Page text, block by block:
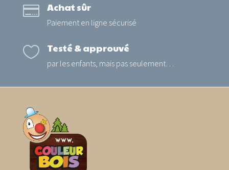
 Achat sûr
Paiement en ligne sécurisé
 Testé & approuvé
par les enfants, mais pas seulement…